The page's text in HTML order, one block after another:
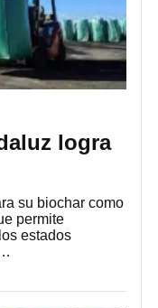
logra
su biochar como
permite
estados